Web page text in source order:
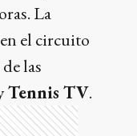
La
el circuito
las
Tennis TV.